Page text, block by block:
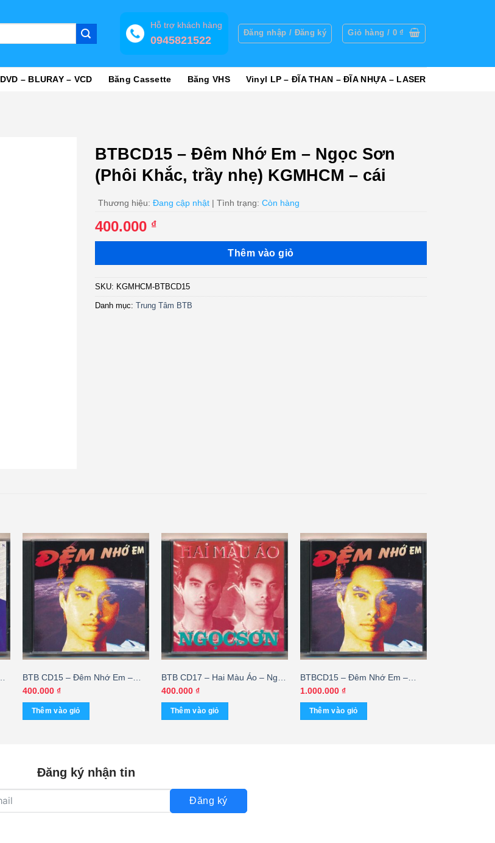
Hỗ trợ khách hàng
0945821522
Đăng nhập / Đăng ký Giỏ hàng / 0₫
DVD – BLURAY – VCD Băng Cassette Băng VHS Vinyl LP – ĐĨA THAN – ĐĨA NHỰA – LASER
BTBCD15 – Đêm Nhớ Em – Ngọc Sơn
(Phôi Khắc, trầy nhẹ) KGMHCM – cái
Thương hiệu: Đang cập nhật | Tình trạng: Còn hàng
400.000 ₫
Thêm vào giỏ
SKU: KGMHCM-BTBCD15
Danh mục: Trung Tâm BTB
BTB CD15 – Đêm Nhớ Em –
Ngọc Sơn (Phôi Số) KGDH
400.000 ₫
Thêm vào giỏ
BTB CD17 – Hai Màu Áo – Ngọc
Sơn (Phôi Số) KGDH
400.000 ₫
Thêm vào giỏ
BTBCD15 – Đêm Nhớ Em –
Ngọc Sơn (Prodisc) KGTUS
1.000.000 ₫
Thêm vào giỏ
Đăng ký nhận tin
Đăng ký